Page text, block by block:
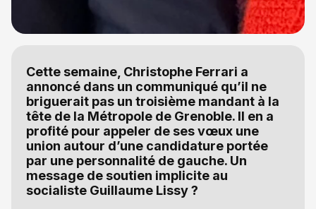
Cette semaine, Christophe Ferrari a
annoncé dans un communiqué qu’il ne
briguerait pas un troisième mandant à la
tête de la Métropole de Grenoble. Il en a
profité pour appeler de ses vœux une
union autour d’une candidature portée
par une personnalité de gauche. Un
message de soutien implicite au
socialiste Guillaume Lissy ?